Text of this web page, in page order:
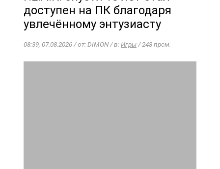
доступен на ПК благодаря
увлечённому энтузиасту
08:39, 07.08.2026 / от: DIMON / в:Игры/ 248 прсм.